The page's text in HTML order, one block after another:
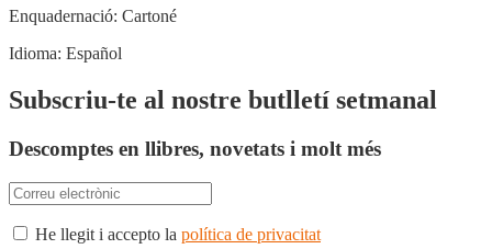
Enquadernació: Cartoné
Idioma: Español
Subscriu-te al nostre butlletí setmanal
Descomptes en llibres, novetats i molt més
He llegit i accepto la política de privacitat